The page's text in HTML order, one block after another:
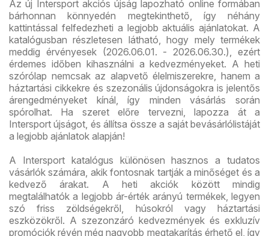
Az új Intersport akciós újság lapozható online formában
bárhonnan könnyedén megtekinthető, így néhány
kattintással felfedezheti a legjobb aktuális ajánlatokat. A
katalógusban részletesen látható, hogy mely termékek
meddig érvényesek (2026.06.01. - 2026.06.30.), ezért
érdemes időben kihasználni a kedvezményeket. A heti
szórólap nemcsak az alapvető élelmiszerekre, hanem a
háztartási cikkekre és szezonális újdonságokra is jelentős
árengedményeket kínál, így minden vásárlás során
spórolhat. Ha szeret előre tervezni, lapozza át a
Intersport újságot, és állítsa össze a saját bevásárlólistáját
a legjobb ajánlatok alapján!
A Intersport katalógus különösen hasznos a tudatos
vásárlók számára, akik fontosnak tartják a minőséget és a
kedvező árakat. A heti akciók között mindig
megtalálhatók a legjobb ár-érték arányú termékek, legyen
szó friss zöldségekről, húsokról vagy háztartási
eszközökről. A szezonzáró kedvezmények és exkluzív
promóciók révén még nagyobb megtakarítás érhető el, így